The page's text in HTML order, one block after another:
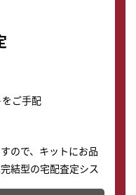
ご手配
ので、キットにお品
結型の宅配査定シス